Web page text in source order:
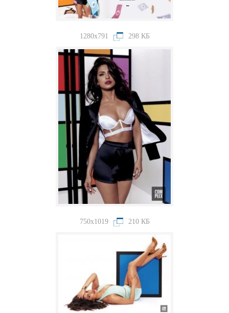
1280x791 298 КБ
750x1019 210 КБ